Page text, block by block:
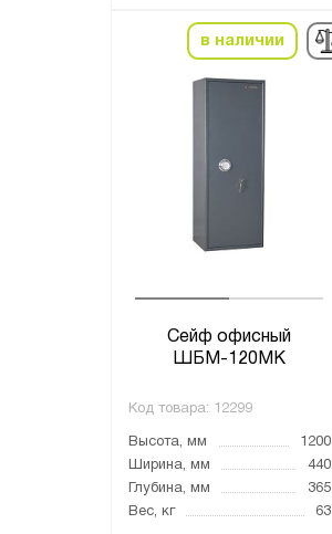
в наличии
Сейф офисный
ШБМ-120МК
Код товара: 12299
Высота, мм
1200
Ширина, мм
440
Глубина, мм
365
Вес, кг
63